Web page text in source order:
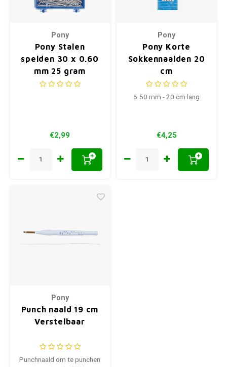
Pony
Pony Stalen
spelden 30 x 0.60
mm 25 gram
€2,99
+
Pony
Pony Korte
Sokkennaalden 20
cm
6.50 mm - 20 cm lang
€4,25
+
Pony
Punch naald 19 cm
Verstelbaar
Punchnaald om te punchen